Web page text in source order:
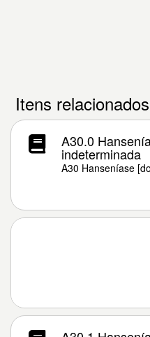
Itens relacionados
A30.0
indeterminada
A30 Hanseníase